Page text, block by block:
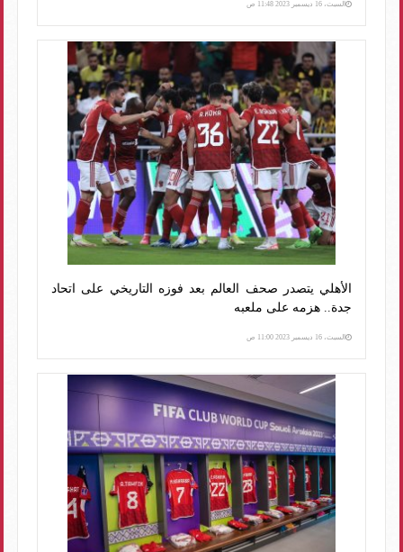
السبت، 16 ديسمبر 2023 11:48 ص
الأهلي يتصدر صحف العالم بعد فوزه التاريخي على اتحاد
جدة.. هزمه على ملعبه
السبت، 16 ديسمبر 2023 11:00 ص